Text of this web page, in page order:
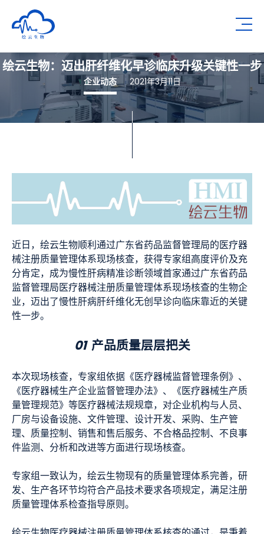
深圳市绘云生物科技有限公司
绘云生物：迈出肝纤维化早诊临床升级关键性一步
企业动态 2021年3月11日
近日，绘云生物顺利通过广东省药品监督管理局的医疗器
械注册质量管理体系现场核查，获得专家组高度评价及充
分肯定，成为慢性肝病精准诊断领域首家通过广东省药品
监督管理局医疗器械注册质量管理体系现场核查的生物企
业，迈出了慢性肝病肝纤维化无创早诊向临床靠近的关键
性一步。
01产品质量层层把关
本次现场核查，专家组依据《医疗器械监督管理条例》、
《医疗器械生产企业监督管理办法》、《医疗器械生产质
量管理规范》等医疗器械法规规章，对企业机构与人员、
厂房与设备设施、文件管理、设计开发、采购、生产管
理、质量控制、销售和售后服务、不合格品控制、不良事
件监测、分析和改进等方面进行现场核查。
专家组一致认为，绘云生物现有的质量管理体系完善，研
发、生产各环节均符合产品技术要求各项规定，满足注册
质量管理体系检查指导原则。